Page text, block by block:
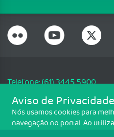
Telefone: (61) 3445 5900
Email:
SGAS 616, Conjunto D, Lote 115, L2
CNPJ: 33.583.550/0001-30
Aviso de Privacidade
Nós usamos cookies para
navegação no portal. Ao